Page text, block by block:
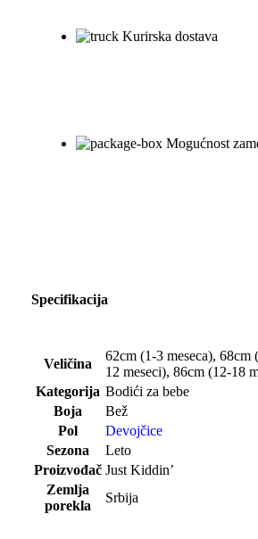
Kurirska dostava
Mogućnost
Specifikacija
Veličina
62cm (1-3 meseca), 68cm
12 meseci), 86cm (12-18
Kategorija Bodići za bebe
Boja
Bež
Pol
Devojčice
Sezona
Leto
Proizvođač Just Kiddin’
Zemlja
porekla
Srbija